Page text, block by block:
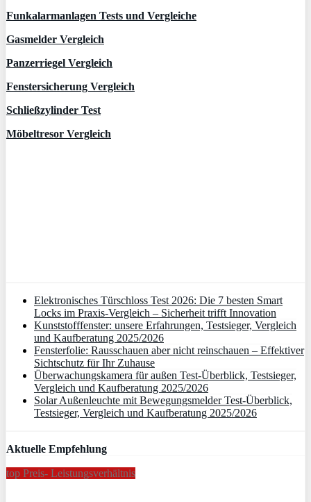
Funkalarmanlagen Tests und Vergleiche
Gasmelder Vergleich
Panzerriegel Vergleich
Fenstersicherung Vergleich
Schließzylinder Test
Möbeltresor Vergleich
Elektronisches Türschloss Test 2026: Die 7 besten Smart
Locks im Praxis-Vergleich – Sicherheit trifft Innovation
Kunststofffenster: unsere Erfahrungen, Testsieger, Vergleich
und Kaufberatung 2025/2026
Fensterfolie: Rausschauen aber nicht reinschauen – Effektiver
Sichtschutz für Ihr Zuhause
Überwachungskamera für außen Test-Überblick, Testsieger,
Vergleich und Kaufberatung 2025/2026
Solar Außenleuchte mit Bewegungsmelder Test-Überblick,
Testsieger, Vergleich und Kaufberatung 2025/2026
Aktuelle Empfehlung
top Preis- Leistungsverhältnis